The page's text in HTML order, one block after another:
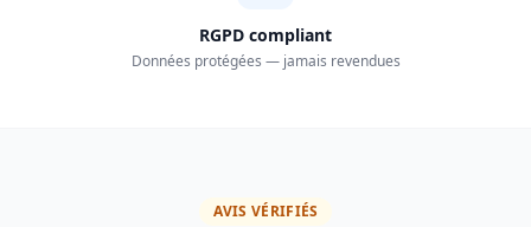
RGPD compliant
Données protégées — jamais revendues
AVIS VÉRIFIÉS